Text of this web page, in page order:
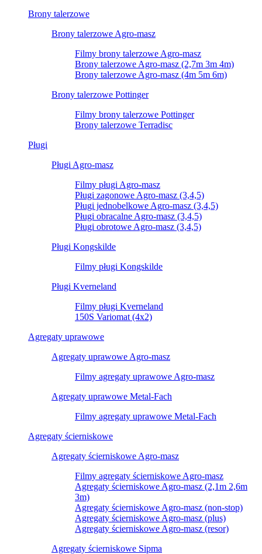
Brony talerzowe
Brony talerzowe Agro-masz
Filmy brony talerzowe Agro-masz
Brony talerzowe Agro-masz (2,7m 3m 4m)
Brony talerzowe Agro-masz (4m 5m 6m)
Brony talerzowe Pottinger
Filmy brony talerzowe Pottinger
Brony talerzowe Terradisc
Pługi
Pługi Agro-masz
Filmy pługi Agro-masz
Pługi zagonowe Agro-masz (3,4,5)
Pługi jednobelkowe Agro-masz (3,4,5)
Pługi obracalne Agro-masz (3,4,5)
Pługi obrotowe Agro-masz (3,4,5)
Pługi Kongskilde
Filmy pługi Kongskilde
Pługi Kverneland
Filmy pługi Kverneland
150S Variomat (4x2)
Agregaty uprawowe
Agregaty uprawowe Agro-masz
Filmy agregaty uprawowe Agro-masz
Agregaty uprawowe Metal-Fach
Filmy agregaty uprawowe Metal-Fach
Agregaty ścierniskowe
Agregaty ścierniskowe Agro-masz
Filmy agregaty ścierniskowe Agro-masz
Agregaty ścierniskowe Agro-masz (2,1m 2,6m
3m)
Agregaty ścierniskowe Agro-masz (non-stop)
Agregaty ścierniskowe Agro-masz (plus)
Agregaty ścierniskowe Agro-masz (resor)
Agregaty ścierniskowe Sipma